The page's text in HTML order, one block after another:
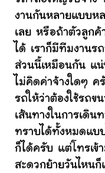
งานกันหลายแบบห
เลย หรือถ้าตัวลูกค้
ได้ เราก็มีทีมงานร
ส่วนนี้เหมือนกัน แน่
ไม่คิดค่าจ้างใดๆ ค
รถให้ว่าต้องใช้รถข
เส้นทางในการเดิน
ทราบได้ทั้งหมดแบ
ก็ได้ครับ แต่โทรเข้
สะดวกย้ายวันไหน